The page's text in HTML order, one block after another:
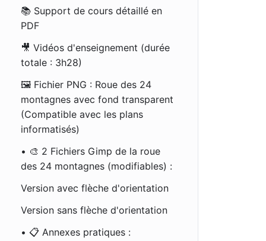
📚 Support de cours détaillé en
PDF
🎥 Vidéos d'enseignement (durée
totale : 3h28)
🖼️ Fichier PNG : Roue des 24
montagnes avec fond transparent
(Compatible avec les plans
informatisés)
• 🎨 2 Fichiers Gimp de la roue
des 24 montagnes (modifiables) :
Version avec flèche d'orientation
Version sans flèche d'orientation
• 📋 Annexes pratiques :